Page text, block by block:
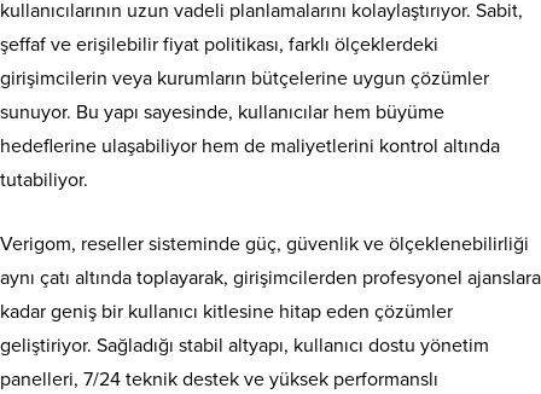
kullanıcılarının uzun vadeli planlamalarını kolaylaştırıyor. Sabit,
şeffaf ve erişilebilir fiyat politikası, farklı ölçeklerdeki
girişimcilerin veya kurumların bütçelerine uygun çözümler
sunuyor. Bu yapı sayesinde, kullanıcılar hem büyüme
hedeflerine ulaşabiliyor hem de maliyetlerini kontrol altında
tutabiliyor.
Verigom, reseller sisteminde güç, güvenlik ve ölçeklenebilirliği
aynı çatı altında toplayarak, girişimcilerden profesyonel ajanslara
kadar geniş bir kullanıcı kitlesine hitap eden çözümler
geliştiriyor. Sağladığı stabil altyapı, kullanıcı dostu yönetim
panelleri, 7/24 teknik destek ve yüksek performanslı